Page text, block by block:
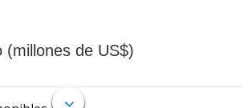
(millones de US$)